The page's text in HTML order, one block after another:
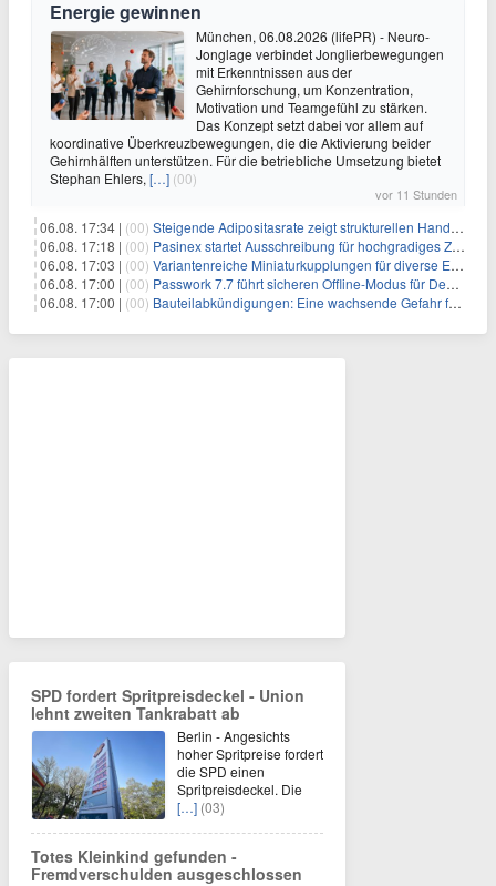
Energie gewinnen
München, 06.08.2026 (lifePR) - Neuro-
Jonglage verbindet Jonglierbewegungen
mit Erkenntnissen aus der
Gehirnforschung, um Konzentration,
Motivation und Teamgefühl zu stärken.
Das Konzept setzt dabei vor allem auf
koordinative Überkreuzbewegungen, die die Aktivierung beider
Gehirnhälften unterstützen. Für die betriebliche Umsetzung bietet
Stephan Ehlers, […] (00)
vor 11 Stunden
06.08. 17:34 | (00) Steigende Adipositasrate zeigt strukturellen Handlungsbedarf bei der Ernährung schulpflichtiger Kinder
06.08. 17:18 | (00) Pasinex startet Ausschreibung für hochgradiges Zinksulfidkonzentrat mit Germanium- und Silbergehalten und stellt ein Betriebsupdate bereit
06.08. 17:03 | (00) Variantenreiche Miniaturkupplungen für diverse Einsatzbereiche
06.08. 17:00 | (00) Passwork 7.7 führt sicheren Offline-Modus für Desktop- und Mobile-Apps ein
06.08. 17:00 | (00) Bauteilabkündigungen: Eine wachsende Gefahr für industrielle Elektroniksysteme
SPD fordert Spritpreisdeckel - Union
lehnt zweiten Tankrabatt ab
Berlin - Angesichts
hoher Spritpreise fordert
die SPD einen
Spritpreisdeckel. Die
[…] (03)
Totes Kleinkind gefunden -
Fremdverschulden ausgeschlossen